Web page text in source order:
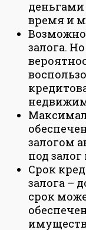
деньгами
время и
Возможно
залога.
залогом
под
Срок
залога –
срок